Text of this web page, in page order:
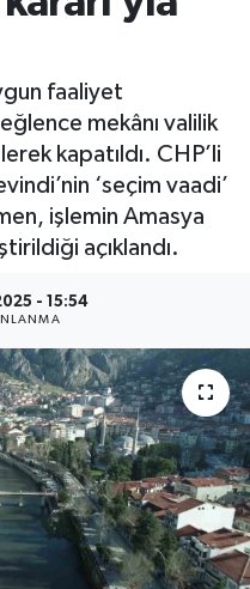
faaliyet
mekânı valilik
kapatıldı. CHP’li
‘seçim vaadi’
işlemin Amasya
açıklandı.
- 15:54